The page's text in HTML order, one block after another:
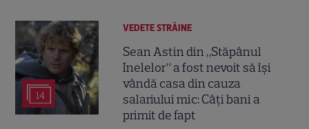
14
VEDETE STRĂINE
Sean Astin din „Stăpânul
Inelelor” a fost nevoit să își
vândă casa din cauza
salariului mic: Câți bani a
primit de fapt